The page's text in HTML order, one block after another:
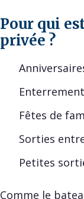
Pour qui
privée ?
Fêtes de
Sorties
Petites
Comme le